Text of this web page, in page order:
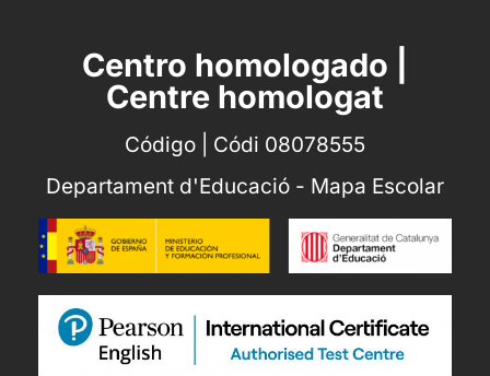
Centro homologado |
Centre homologat
Código | Códi 08078555
Departament d'Educació - Mapa Escolar